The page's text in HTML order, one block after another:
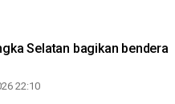
Selatan bagikan bendera
22:10